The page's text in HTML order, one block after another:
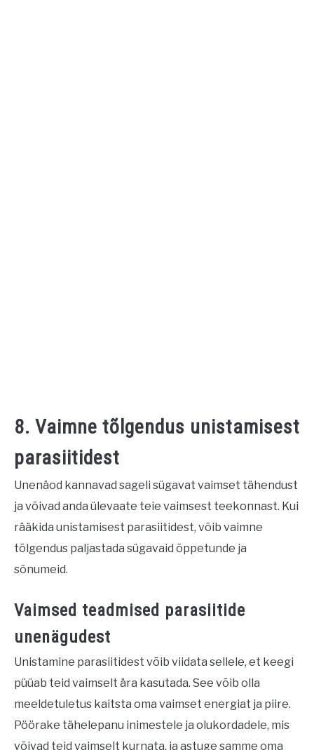
8. Vaimne tõlgendus unistamisest
parasiitidest
Unenäod kannavad sageli sügavat vaimset tähendust
ja võivad anda ülevaate teie vaimsest teekonnast. Kui
rääkida unistamisest parasiitidest, võib vaimne
tõlgendus paljastada sügavaid õppetunde ja
sõnumeid.
Vaimsed teadmised parasiitide
unenägudest
Unistamine parasiitidest võib viidata sellele, et keegi
püüab teid vaimselt ära kasutada. See võib olla
meeldetuletus kaitsta oma vaimset energiat ja piire.
Pöörake tähelepanu inimestele ja olukordadele, mis
võivad teid vaimselt kurnata, ja astuge samme oma